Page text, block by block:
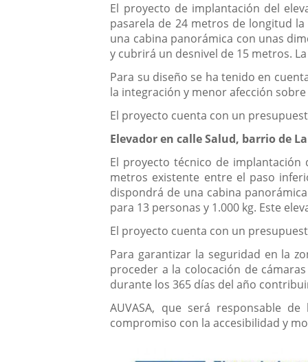
El proyecto de implantación del
pasarela de 24 metros de longitud
una cabina panorámica con unas
y cubrirá un desnivel de 15 metros.
Para su diseño se ha tenido en
la integración y menor afección
El proyecto cuenta con un
Elevador en calle Salud, barrio de
El proyecto técnico de implantación
metros existente entre el paso
dispondrá de una cabina
para 13 personas y 1.000 kg. Este
El proyecto cuenta con un
Para garantizar la seguridad en la
proceder a la colocación de
durante los 365 días del año
AUVASA, que será responsable
compromiso con la accesibilidad y